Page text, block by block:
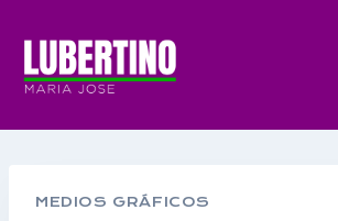
contenido
MEDIOS GRÁFICOS